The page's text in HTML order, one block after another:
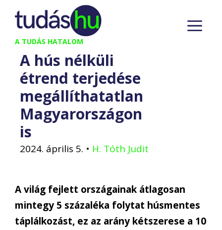
Kilépés
tartalomba
A TUDÁS HATALOM
A hús nélküli
étrend terjedése
megállíthatatlan
Magyarországon
is
2024. április 5. • H. Tóth Judit
A világ fejlett országainak átlagosan
mintegy 5 százaléka folytat húsmentes
táplálkozást, ez az arány kétszerese a 10